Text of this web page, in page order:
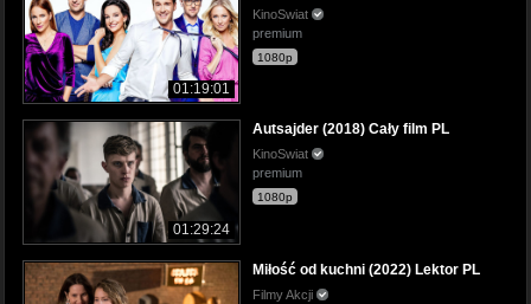
01:19:01
KinoSwiat
premium
1080p
01:29:24
Autsajder (2018) Cały film PL
KinoSwiat
premium
1080p
Miłość od kuchni (2022) Lektor PL
Filmy Akcji